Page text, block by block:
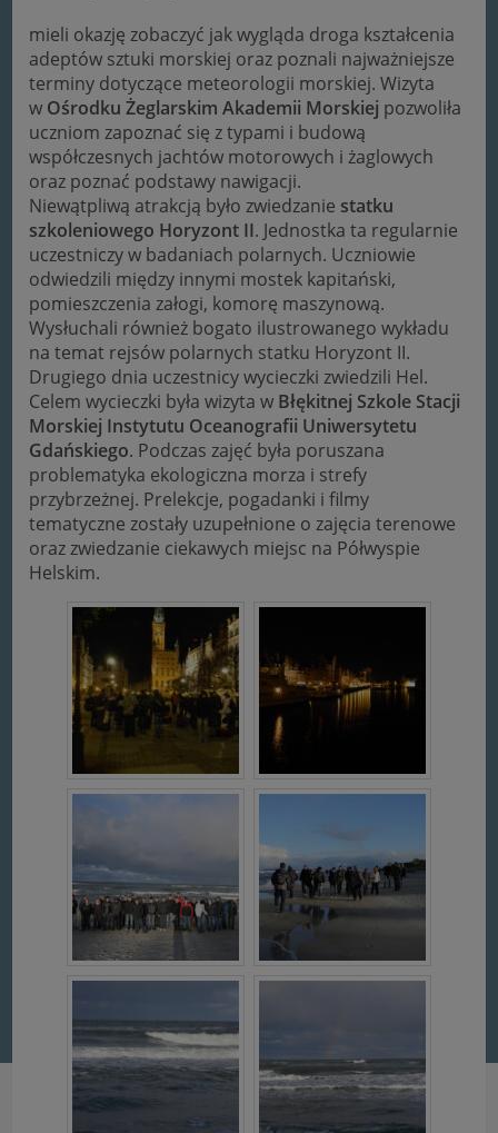
mieli okazję zobaczyć jak wygląda droga kształcenia
adeptów sztuki morskiej oraz poznali najważniejsze
terminy dotyczące meteorologii morskiej. Wizyta
w Ośrodku Żeglarskim Akademii Morskiej pozwoliła
uczniom zapoznać się z typami i budową
współczesnych jachtów motorowych i żaglowych
oraz poznać podstawy nawigacji.
Niewątpliwą atrakcją było zwiedzanie statku
szkoleniowego Horyzont II. Jednostka ta regularnie
uczestniczy w badaniach polarnych. Uczniowie
odwiedzili między innymi mostek kapitański,
pomieszczenia załogi, komorę maszynową.
Wysłuchali również bogato ilustrowanego wykładu
na temat rejsów polarnych statku Horyzont II.
Drugiego dnia uczestnicy wycieczki zwiedzili Hel.
Celem wycieczki była wizyta w Błękitnej Szkole Stacji
Morskiej Instytutu Oceanografii Uniwersytetu
Gdańskiego. Podczas zajęć była poruszana
problematyka ekologiczna morza i strefy
przybrzeżnej. Prelekcje, pogadanki i filmy
tematyczne zostały uzupełnione o zajęcia terenowe
oraz zwiedzanie ciekawych miejsc na Półwyspie
Helskim.